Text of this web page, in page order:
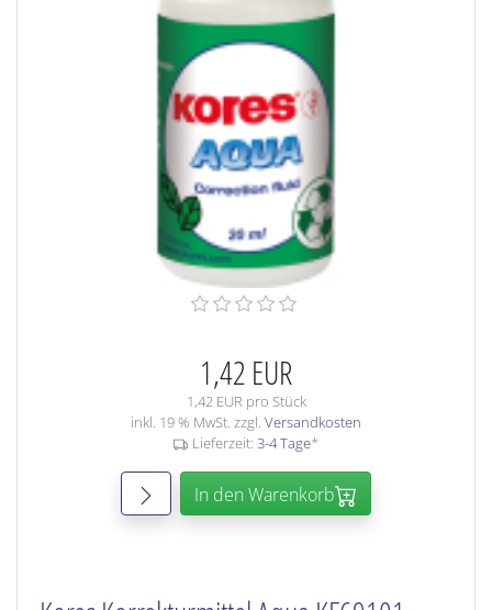
1,42 EUR
1,42 EUR pro Stück
inkl. 19 % MwSt. zzgl. Versandkosten
Lieferzeit: 3-4 Tage*
In den Warenkorb